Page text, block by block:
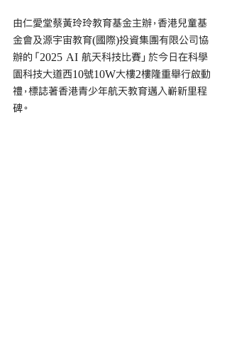
由仁愛堂蔡黃玲玲教育基金主辦，香港兒童基
金會及源宇宙教育(國際)投資集團有限公司協
辦的「2025 AI 航天科技比賽」於今日在科學
園科技大道西10號10W大樓2樓隆重舉行啟動
禮，標誌著香港青少年航天教育邁入嶄新里程
碑。